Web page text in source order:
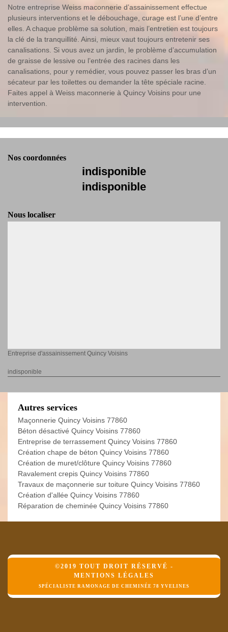
Notre entreprise Weiss maconnerie d’assainissement effectue
plusieurs interventions et le débouchage, curage est l’une d’entre
elles. A chaque problème sa solution, mais l’entretien est toujours
la clé de la tranquillité. Ainsi, mieux vaut toujours entretenir ses
canalisations. Si vous avez un jardin, le problème d’accumulation
de graisse de lessive ou l’entrée des racines dans les
canalisations, pour y remédier, vous pouvez passer les bras d’un
sécateur par les toilettes ou demander la tête spéciale racine.
Faites appel à Weiss maconnerie à Quincy Voisins pour une
intervention.
Nos coordonnées
indisponible
indisponible
Nous localiser
Entreprise d'assainissement Quincy Voisins
indisponible
Autres services
Maçonnerie Quincy Voisins 77860
Béton désactivé Quincy Voisins 77860
Entreprise de terrassement Quincy Voisins 77860
Création chape de béton Quincy Voisins 77860
Création de muret/clôture Quincy Voisins 77860
Ravalement crepis Quincy Voisins 77860
Travaux de maçonnerie sur toiture Quincy Voisins 77860
Création d'allée Quincy Voisins 77860
Réparation de cheminée Quincy Voisins 77860
©2019 TOUT DROIT RÉSERVÉ -
MENTIONS LÉGALES
SPÉCIALISTE RAMONAGE DE CHEMINÉE 78 YVELINES